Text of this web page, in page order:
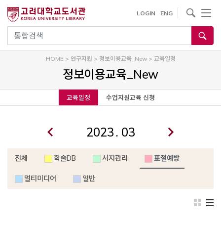
건
기
통합검색
LOGIN ENG
사이트내 검색
HOME> 연구지원 > 정보이용교육_New> 교육일정
정보이용교육_New
교육일정 수업지원교육 신청
.
전체 학술DB 서지관리 표절예방
멀티미디어 일반